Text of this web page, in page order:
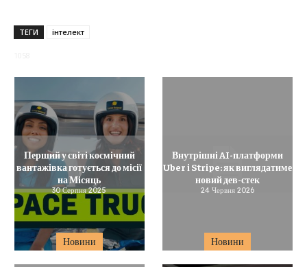
ТЕГИ інтелект
Новини
Перший у світі космічний
вантажівка готується до місії
на Місяць
30 Серпня 2025
Новини
Внутрішні AI-платформи
Uber і Stripe: як виглядатиме
новий дев-стек
24 Червня 2026